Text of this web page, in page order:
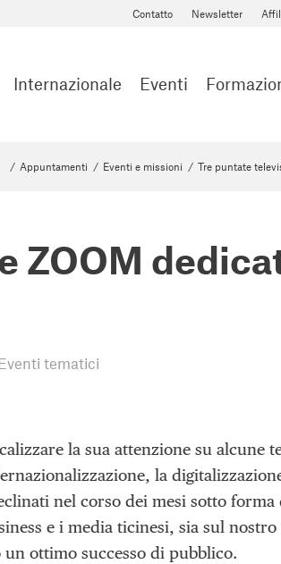
Contatto Newsletter
Internazionale Eventi
/ Appuntamenti / Eventi e missioni / Tre puntate
ZOOM
tematici
la sua attenzione su alcune
la
nel corso dei mesi sotto
e i media ticinesi, sia sul
ottimo successo di pubblico.